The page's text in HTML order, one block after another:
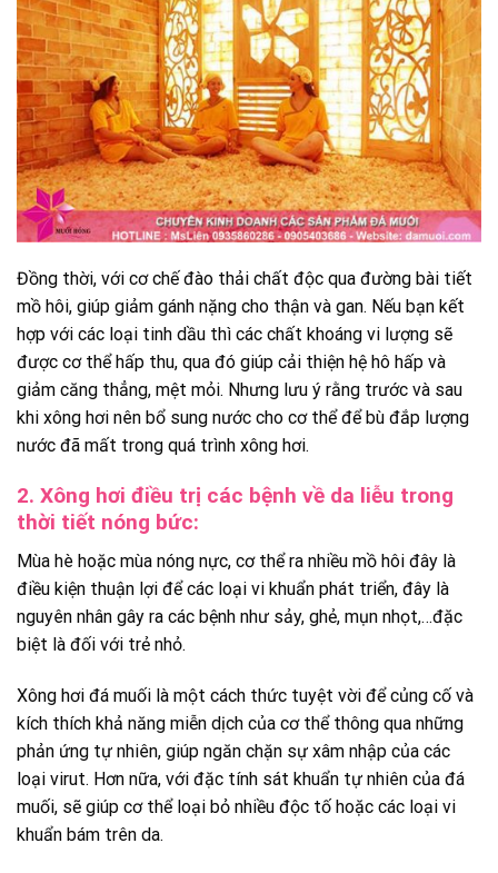
Đồng thời, với cơ chế đào thải chất độc qua đường bài tiết
mồ hôi, giúp giảm gánh nặng cho thận và gan. Nếu bạn kết
hợp với các loại tinh dầu thì các chất khoáng vi lượng sẽ
được cơ thể hấp thu, qua đó giúp cải thiện hệ hô hấp và
giảm căng thẳng, mệt mỏi. Nhưng lưu ý rằng trước và sau
khi xông hơi nên bổ sung nước cho cơ thể để bù đắp lượng
nước đã mất trong quá trình xông hơi.
2. Xông hơi điều trị các bệnh về da liễu trong
thời tiết nóng bức:
Mùa hè hoặc mùa nóng nực, cơ thể ra nhiều mồ hôi đây là
điều kiện thuận lợi để các loại vi khuẩn phát triển, đây là
nguyên nhân gây ra các bệnh như sảy, ghẻ, mụn nhọt,…đặc
biệt là đối với trẻ nhỏ.
Xông hơi đá muối là một cách thức tuyệt vời để củng cố và
kích thích khả năng miễn dịch của cơ thể thông qua những
phản ứng tự nhiên, giúp ngăn chặn sự xâm nhập của các
loại virut. Hơn nữa, với đặc tính sát khuẩn tự nhiên của đá
muối, sẽ giúp cơ thể loại bỏ nhiều độc tố hoặc các loại vi
khuẩn bám trên da.